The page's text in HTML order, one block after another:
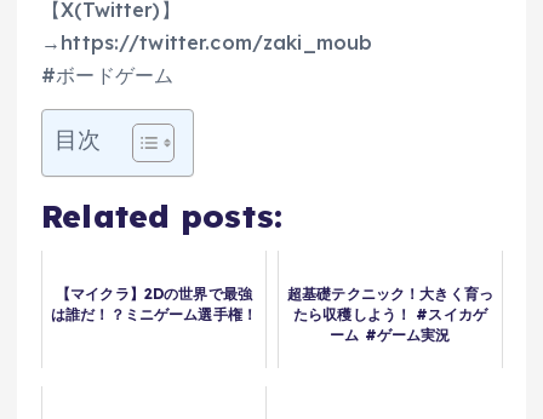
【X(Twitter)】
→https://twitter.com/zaki_moub
#ボードゲーム
目次
Related posts:
【マイクラ】2Dの世界で最強
は誰だ！？ミニゲーム選手権！
超基礎テクニック！大きく育っ
たら収穫しよう！ #スイカゲ
ーム #ゲーム実況